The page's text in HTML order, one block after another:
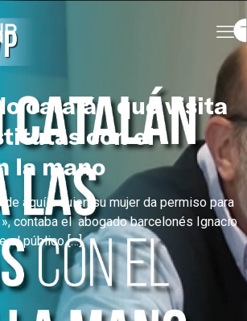
catalán que visita
con el
la mano
aquí a quien su mujer da permiso para
contaba el abogado barcelonés Ignacio
el público[…]